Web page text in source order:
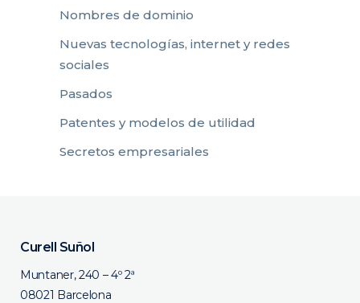
Nombres de dominio
Nuevas tecnologías, internet y redes
sociales
Pasados
Patentes y modelos de utilidad
Secretos empresariales
Curell Suñol
Muntaner, 240 – 4º 2ª
08021 Barcelona